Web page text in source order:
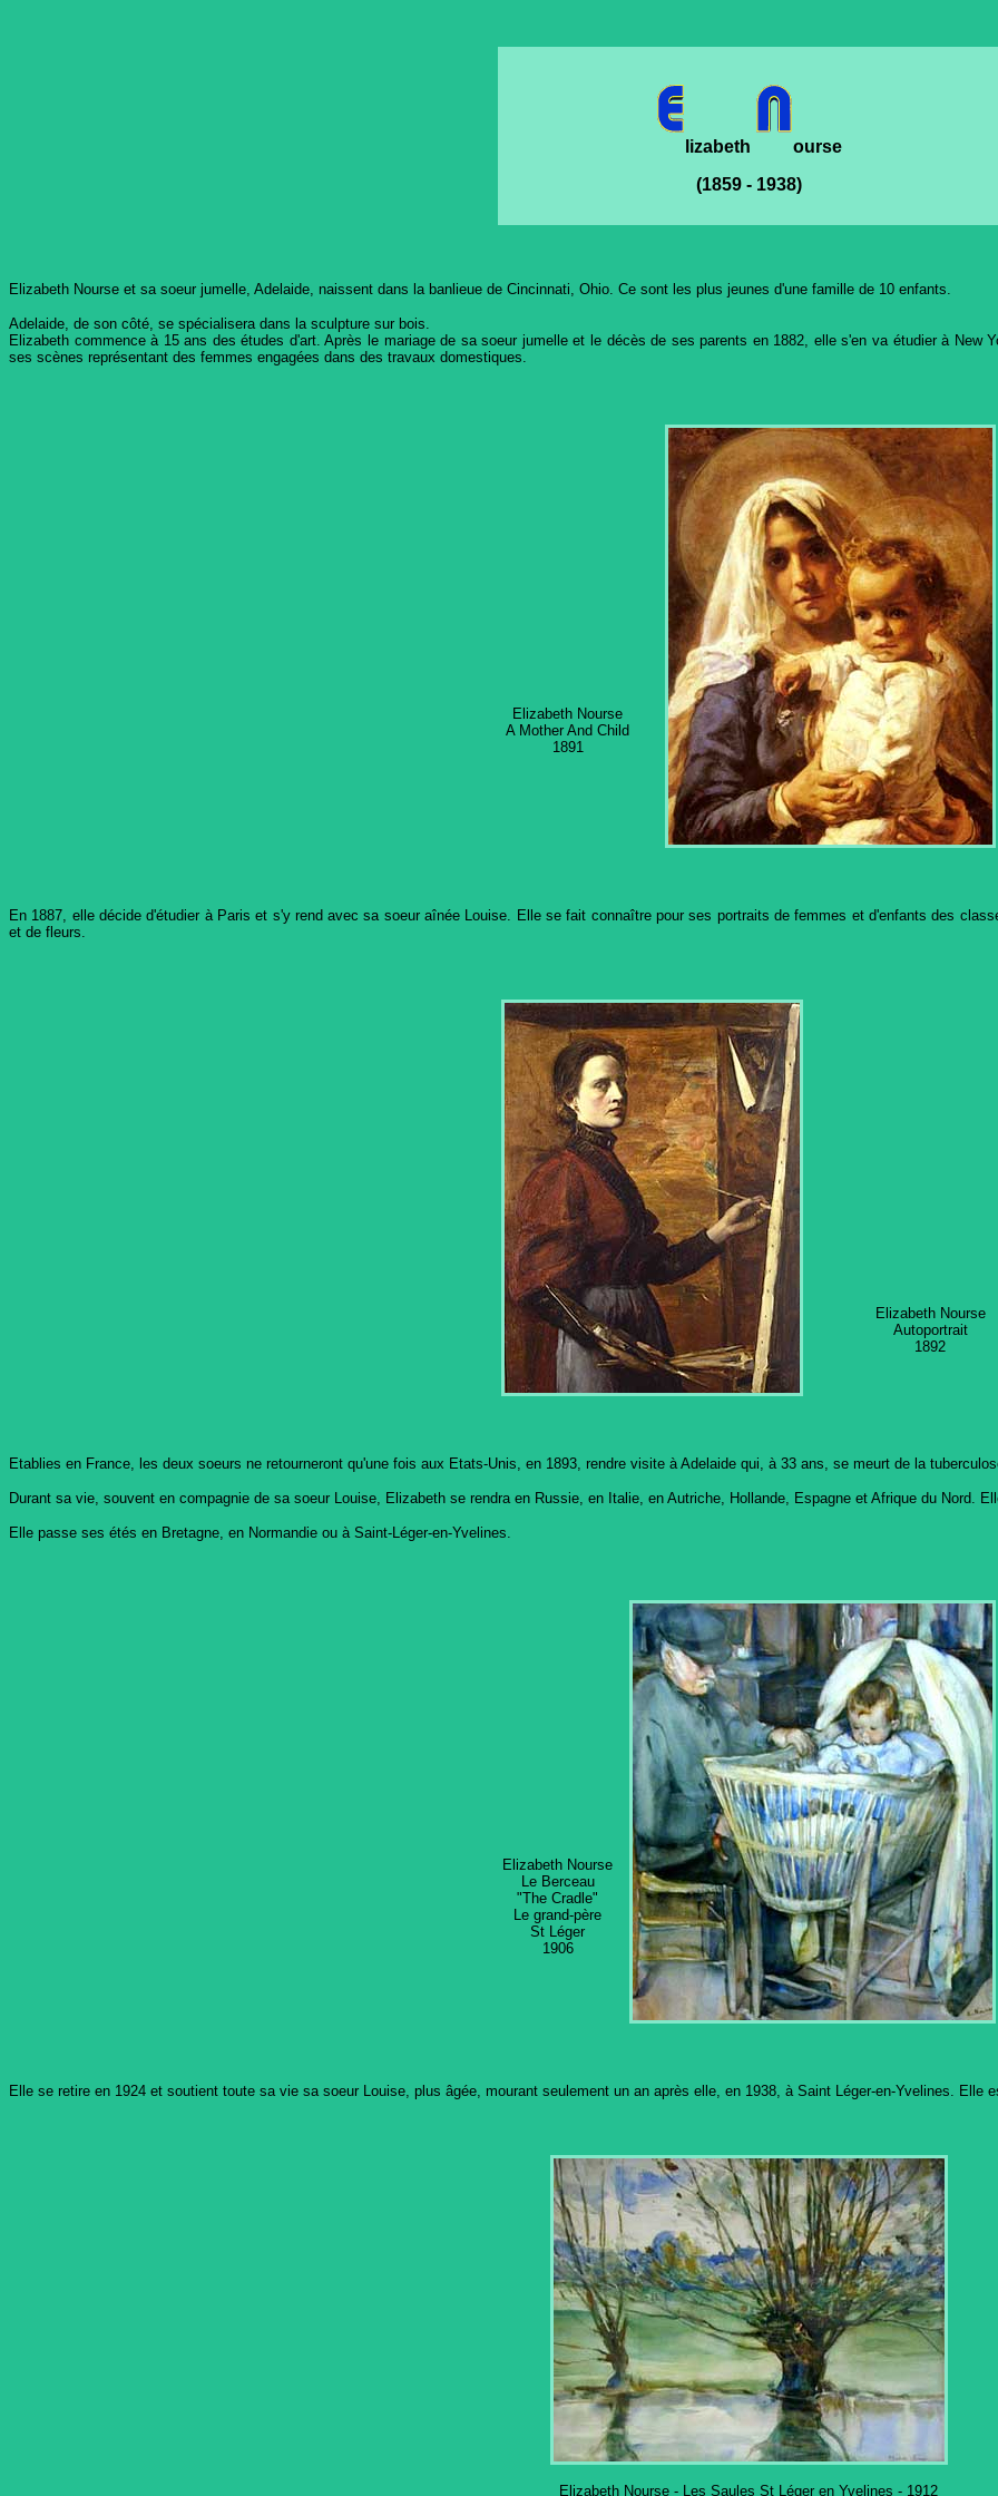
lizabeth
ourse
(1859 - 1938)
Elizabeth Nourse et sa soeur jumelle, Adelaide, naissent dans la banlieue de Cincinnati, Ohio. Ce sont les plus jeunes d'une famille de 10 enfants.
Adelaide, de son côté, se spécialisera dans la sculpture sur bois.
Elizabeth commence à 15 ans des études d'art. Après le mariage de sa soeur jumelle et le décès de ses parents en 1882, elle s'en va étudier à New
ses scènes représentant des femmes engagées dans des travaux domestiques.
Elizabeth Nourse
A Mother And Child
1891
En 1887, elle décide d'étudier à Paris et s'y rend avec sa soeur aînée Louise. Elle se fait connaître pour ses portraits de femmes et d'enfants des
et de fleurs.
Elizabeth Nourse
Autoportrait
1892
Etablies en France, les deux soeurs ne retourneront qu'une fois aux Etats-Unis, en 1893, rendre visite à Adelaide qui, à 33 ans, se meurt de la
Durant sa vie, souvent en compagnie de sa soeur Louise, Elizabeth se rendra en Russie, en Italie, en Autriche, Hollande, Espagne et Afrique du Nord.
Elle passe ses étés en Bretagne, en Normandie ou à Saint-Léger-en-Yvelines.
Elizabeth Nourse
Le Berceau
"The Cradle"
Le grand-père
St Léger
1906
Elle se retire en 1924 et soutient toute sa vie sa soeur Louise, plus âgée, mourant seulement un an après elle, en 1938, à Saint Léger-en-Yvelines. Elle
Elizabeth Nourse - Les Saules St Léger en Yvelines - 1912